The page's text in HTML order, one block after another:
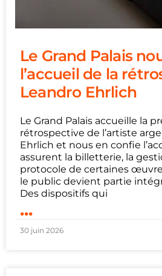
Le Grand Palais
l’accueil de la
Leandro Ehrlich
Le Grand Palais accueille la
rétrospective de l’artiste
Ehrlich et nous en confie
assurent la billetterie, la
protocole de certaines
le public devient partie
Des dispositifs qui
...
30 juin 2026